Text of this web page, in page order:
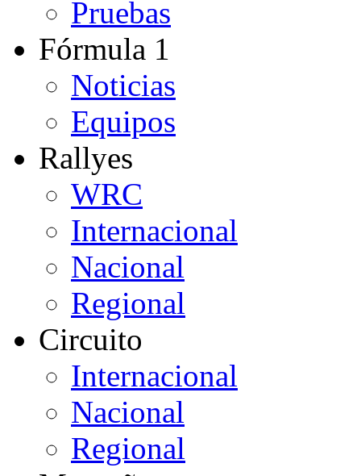
Pruebas
Fórmula 1
Noticias
Equipos
Rallyes
WRC
Internacional
Nacional
Regional
Circuito
Internacional
Nacional
Regional